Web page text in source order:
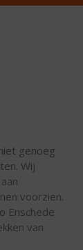
genoeg
Wij
voorzien.
Enschede
van